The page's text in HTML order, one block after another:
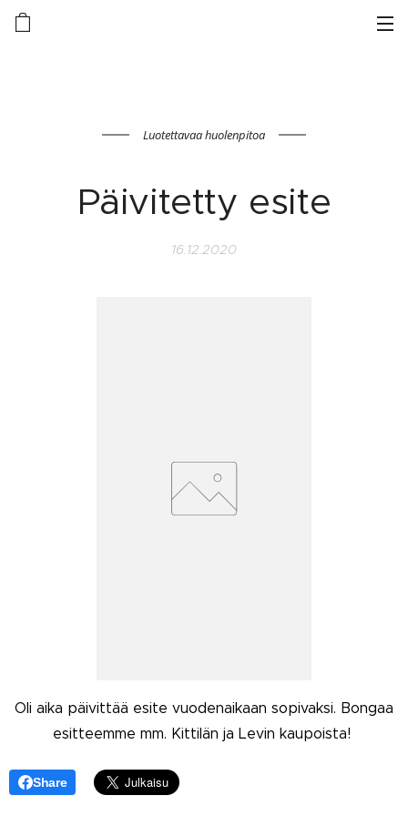
Luotettavaa huolenpitoa
Päivitetty esite
16.12.2020
Oli aika päivittää esite vuodenaikaan sopivaksi. Bongaa
esitteemme mm. Kittilän ja Levin kaupoista!
Share